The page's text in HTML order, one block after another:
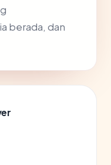
berada, dan